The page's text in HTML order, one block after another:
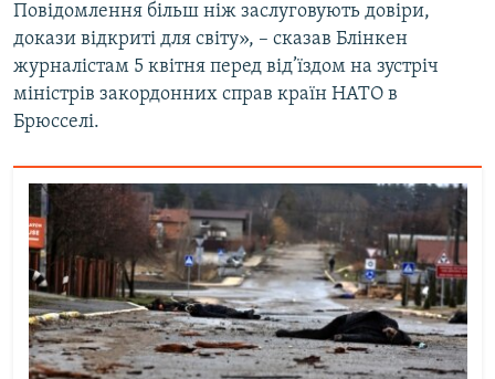
Усі сайти RFE/RL
Повідомлення більш ніж заслуговують довіри,
докази відкриті для світу», – сказав Блінкен
журналістам 5 квітня перед від’їздом на зустріч
міністрів закордонних справ країн НАТО в
Брюсселі.